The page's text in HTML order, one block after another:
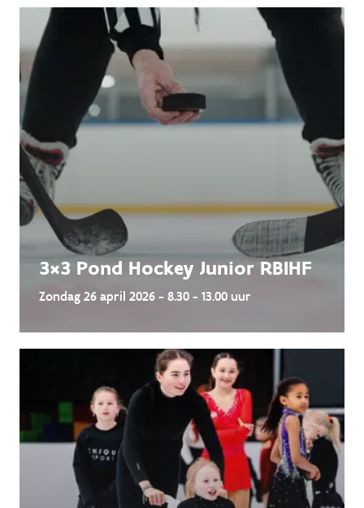
3×3 Pond Hockey Junior RBIHF
Zondag 26 april 2026 - 8.30 - 13.00 uur